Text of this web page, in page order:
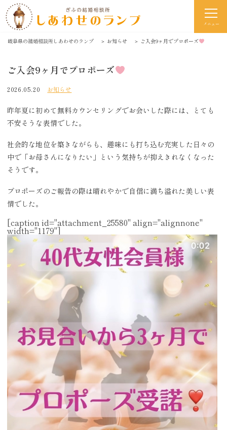
メニュー
岐阜県の結婚相談所しあわせのランプ ＞ お知らせ ＞ ご入会9ヶ月でプロポーズ
ご入会9ヶ月でプロポーズ
2026.05.20 お知らせ
昨年夏に初めて無料カウンセリングでお会いした際には、とても
不安そうな表情でした。
社会的な地位を築きながらも、趣味にも打ち込む充実した日々の
中で「お母さんになりたい」という気持ちが抑えきれなくなった
そうです。
プロポーズのご報告の際は晴れやかで自信に満ち溢れた美しい表
情でした。
[caption id="attachment_25580" align="alignnone"
width="1179"]